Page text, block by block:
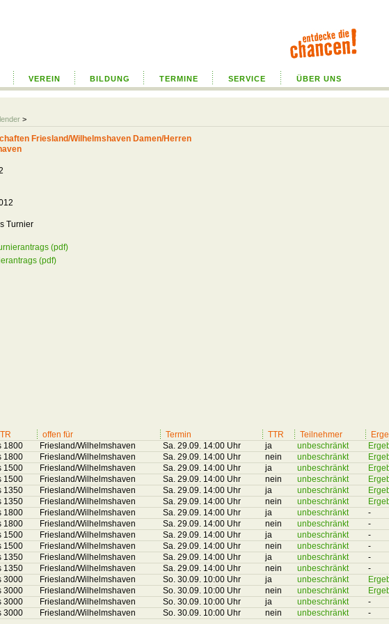
VEREIN BILDUNG TERMINE SERVICE ÜBER UNS
>
Friesland/Wilhelmshaven Damen/Herren
Turnier
(pdf)
(pdf)
offen für Termin TTR Teilnehmer
1800 Friesland/Wilhelmshaven Sa. 29.09. 14:00 Uhr ja unbeschränkt
1800 Friesland/Wilhelmshaven Sa. 29.09. 14:00 Uhr nein unbeschränkt
1500 Friesland/Wilhelmshaven Sa. 29.09. 14:00 Uhr ja unbeschränkt
1500 Friesland/Wilhelmshaven Sa. 29.09. 14:00 Uhr nein unbeschränkt
1350 Friesland/Wilhelmshaven Sa. 29.09. 14:00 Uhr ja unbeschränkt
1350 Friesland/Wilhelmshaven Sa. 29.09. 14:00 Uhr nein unbeschränkt
1800 Friesland/Wilhelmshaven Sa. 29.09. 14:00 Uhr ja unbeschränkt
-
1800 Friesland/Wilhelmshaven Sa. 29.09. 14:00 Uhr nein unbeschränkt
-
1500 Friesland/Wilhelmshaven Sa. 29.09. 14:00 Uhr ja unbeschränkt
-
1500 Friesland/Wilhelmshaven Sa. 29.09. 14:00 Uhr nein unbeschränkt
-
1350 Friesland/Wilhelmshaven Sa. 29.09. 14:00 Uhr ja unbeschränkt
-
1350 Friesland/Wilhelmshaven Sa. 29.09. 14:00 Uhr nein unbeschränkt
-
3000 Friesland/Wilhelmshaven So. 30.09. 10:00 Uhr ja unbeschränkt
3000 Friesland/Wilhelmshaven So. 30.09. 10:00 Uhr nein unbeschränkt
3000 Friesland/Wilhelmshaven So. 30.09. 10:00 Uhr ja unbeschränkt
-
3000 Friesland/Wilhelmshaven So. 30.09. 10:00 Uhr nein unbeschränkt -